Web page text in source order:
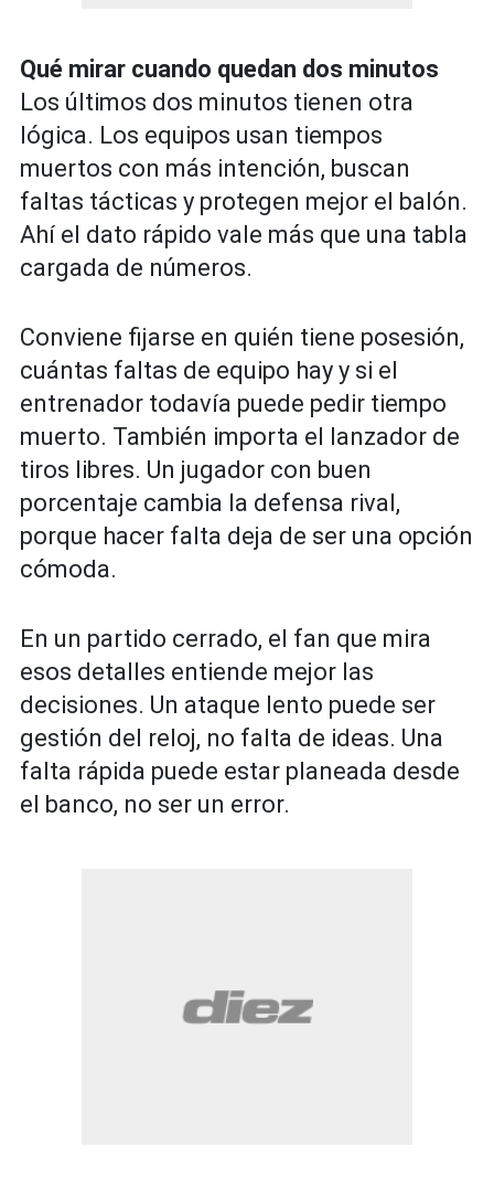
Qué mirar cuando quedan dos minutos
Los últimos dos minutos tienen otra
lógica. Los equipos usan tiempos
muertos con más intención, buscan
faltas tácticas y protegen mejor el balón.
Ahí el dato rápido vale más que una tabla
cargada de números.
Conviene fijarse en quién tiene posesión,
cuántas faltas de equipo hay y si el
entrenador todavía puede pedir tiempo
muerto. También importa el lanzador de
tiros libres. Un jugador con buen
porcentaje cambia la defensa rival,
porque hacer falta deja de ser una opción
cómoda.
En un partido cerrado, el fan que mira
esos detalles entiende mejor las
decisiones. Un ataque lento puede ser
gestión del reloj, no falta de ideas. Una
falta rápida puede estar planeada desde
el banco, no ser un error.